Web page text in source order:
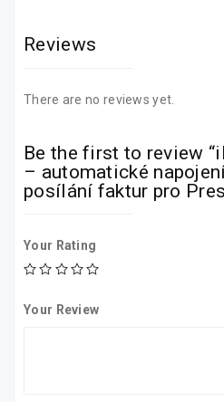
Reviews
There are no reviews yet.
Be the first to review
– automatické
posílání faktur pro
Your Rating
Your Review